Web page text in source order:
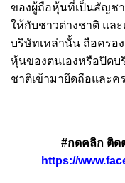
ของผู้ถือหุ้นที่เป็นสัญช
ให้กับชาวต่างชาติ แล
บริษัทเหล่านั้น ถือครอ
หุ้นของตนเองหรือปิดบ
ชาติเข้ามายึดถือและค
#กดคลิก ติด
https://